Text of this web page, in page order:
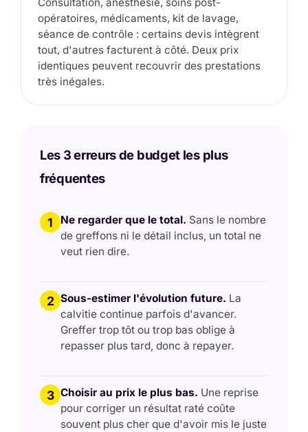
Consultation, anesthésie, soins post-
opératoires, médicaments, kit de lavage,
séance de contrôle : certains devis intègrent
tout, d'autres facturent à côté. Deux prix
identiques peuvent recouvrir des prestations
très inégales.
Les 3 erreurs de budget les plus
fréquentes
1 Ne regarder que le total. Sans le nombre
de greffons ni le détail inclus, un total ne
veut rien dire.
2 Sous-estimer l'évolution future. La
calvitie continue parfois d'avancer.
Greffer trop tôt ou trop bas oblige à
repasser plus tard, donc à repayer.
3 Choisir au prix le plus bas. Une reprise
pour corriger un résultat raté coûte
souvent plus cher que d'avoir mis le juste